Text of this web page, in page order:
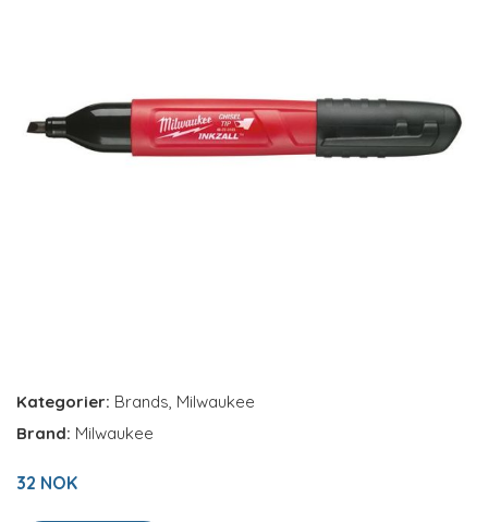
Kategorier: Brands, Milwaukee
Brand: Milwaukee
32 NOK